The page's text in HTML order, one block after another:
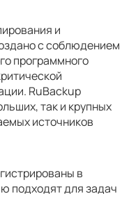
и
с соблюдением
программного
RuBackup
так и крупных
источников
в
подходят для задач